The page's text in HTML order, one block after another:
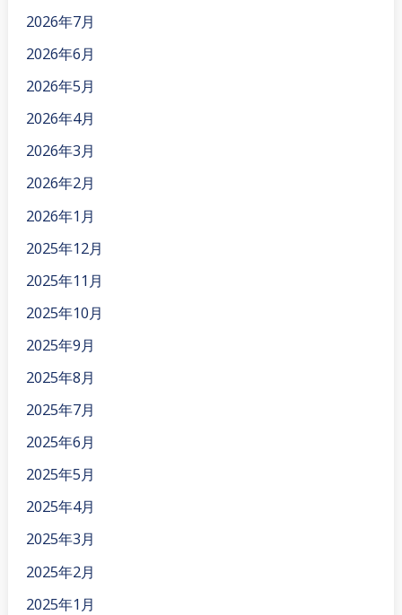
2026年7月
2026年6月
2026年5月
2026年4月
2026年3月
2026年2月
2026年1月
2025年12月
2025年11月
2025年10月
2025年9月
2025年8月
2025年7月
2025年6月
2025年5月
2025年4月
2025年3月
2025年2月
2025年1月